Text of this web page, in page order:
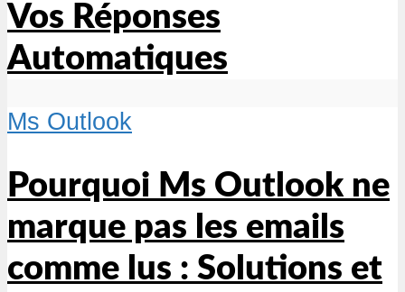
Vos Réponses
Automatiques
Ms Outlook
Pourquoi Ms Outlook ne
marque pas les emails
comme lus : Solutions et